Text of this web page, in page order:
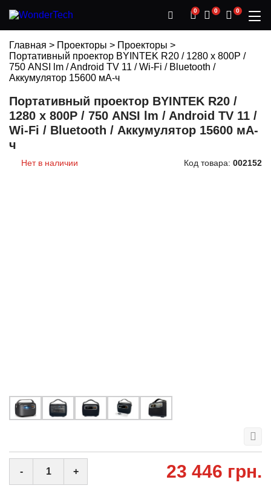
0 0 0
Главная > Проекторы > Проекторы >
Портативный проектор BYINTEK R20 / 1280 х 800Р /
750 ANSI lm / Android TV 11 / Wi-Fi / Bluetooth /
Аккумулятор 15600 мА-ч
Портативный проектор BYINTEK R20 /
1280 х 800Р / 750 ANSI lm / Android TV 11 /
Wi-Fi / Bluetooth / Аккумулятор 15600 мА-
ч
Нет в наличии Код товара: 002152
23 446 грн.
- +